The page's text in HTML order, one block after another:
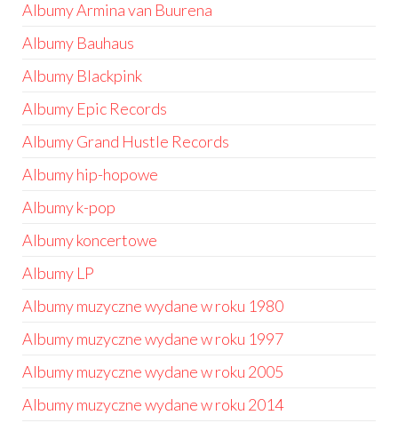
Albumy Armina van Buurena
Albumy Bauhaus
Albumy Blackpink
Albumy Epic Records
Albumy Grand Hustle Records
Albumy hip-hopowe
Albumy k-pop
Albumy koncertowe
Albumy LP
Albumy muzyczne wydane w roku 1980
Albumy muzyczne wydane w roku 1997
Albumy muzyczne wydane w roku 2005
Albumy muzyczne wydane w roku 2014